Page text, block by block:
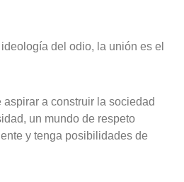
ideología del odio, la unión es el
aspirar a construir la sociedad
un mundo de respeto
y tenga posibilidades de